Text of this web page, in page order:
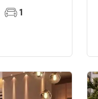
1